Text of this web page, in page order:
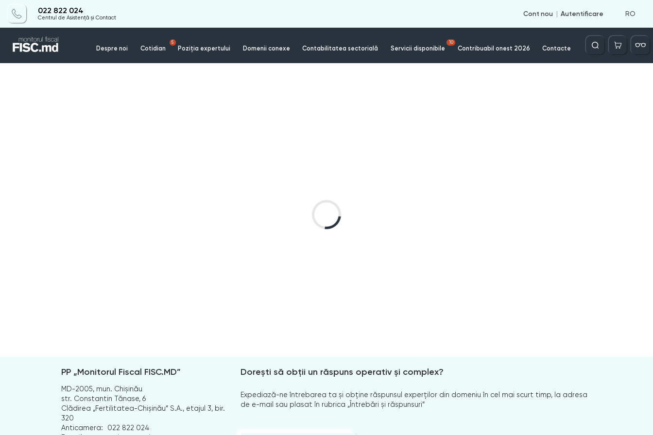
022 822 024
Centrul de Asistență și Contact
Cont nou Autentificare RO
Despre noi Cotidian
5
Poziția expertului Domenii conexe Contabilitatea sectorială Servicii disponibile
10
Contribuabil onest 2026 Contacte
Căutare
PP „Monitorul Fiscal FISC.MD”
MD-2005, mun. Chișinău
str. Constantin Tănase, 6
Clădirea „Fertilitatea-Chișinău” S.A., etajul 3, bir.
320
Anticamera:
022 822 024
Dorești să obții un răspuns operativ și complex?
Expediază-ne întrebarea ta și obține răspunsul experților din domeniu în cel mai scurt timp, la adresa
de e-mail sau plasat în rubrica „Întrebări și răspunsuri”